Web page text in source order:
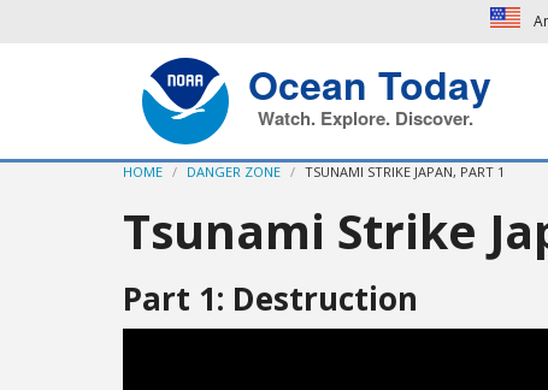
Ocean Today
Watch. Explore. Discover.
HOME DANGER ZONE TSUNAMI STRIKE JAPAN, PART 1
Tsunami Strike
Part 1: Destruction